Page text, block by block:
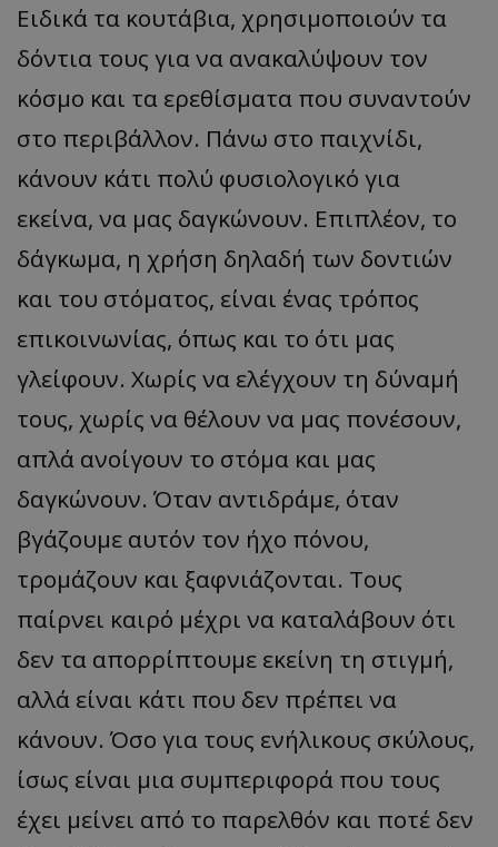
Ειδικά τα κουτάβια, χρησιμοποιούν τα
δόντια τους για να ανακαλύψουν τον
κόσμο και τα ερεθίσματα που συναντούν
στο περιβάλλον. Πάνω στο παιχνίδι,
κάνουν κάτι πολύ φυσιολογικό για
εκείνα, να μας δαγκώνουν. Επιπλέον, το
δάγκωμα, η χρήση δηλαδή των δοντιών
και του στόματος, είναι ένας τρόπος
επικοινωνίας, όπως και το ότι μας
γλείφουν. Χωρίς να ελέγχουν τη δύναμή
τους, χωρίς να θέλουν να μας πονέσουν,
απλά ανοίγουν το στόμα και μας
δαγκώνουν. Όταν αντιδράμε, όταν
βγάζουμε αυτόν τον ήχο πόνου,
τρομάζουν και ξαφνιάζονται. Τους
παίρνει καιρό μέχρι να καταλάβουν ότι
δεν τα απορρίπτουμε εκείνη τη στιγμή,
αλλά είναι κάτι που δεν πρέπει να
κάνουν. Όσο για τους ενήλικους σκύλους,
ίσως είναι μια συμπεριφορά που τους
έχει μείνει από το παρελθόν και ποτέ δεν